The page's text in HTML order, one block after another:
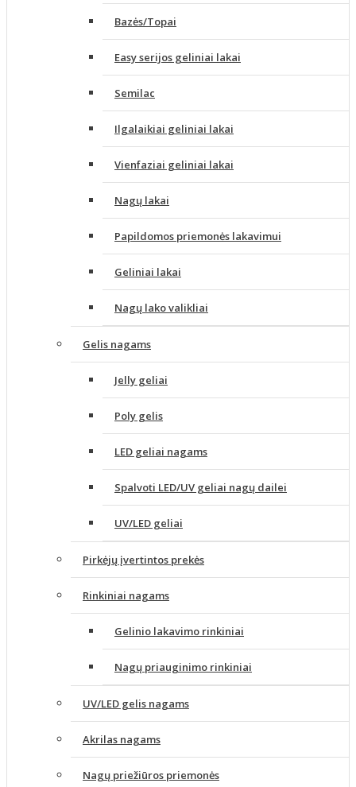
Bazės/Topai
Easy serijos geliniai lakai
Semilac
Ilgalaikiai geliniai lakai
Vienfaziai geliniai lakai
Nagų lakai
Papildomos priemonės lakavimui
Geliniai lakai
Nagų lako valikliai
Gelis nagams
Jelly geliai
Poly gelis
LED geliai nagams
Spalvoti LED/UV geliai nagų dailei
UV/LED geliai
Pirkėjų įvertintos prekės
Rinkiniai nagams
Gelinio lakavimo rinkiniai
Nagų priauginimo rinkiniai
UV/LED gelis nagams
Akrilas nagams
Nagų priežiūros priemonės